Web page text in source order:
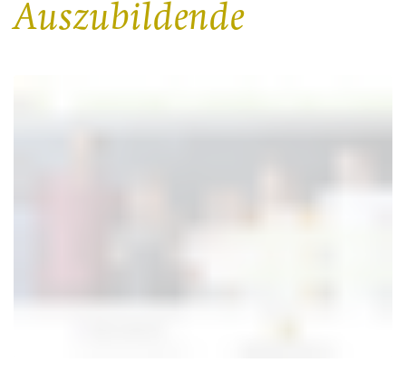
Auszubildende